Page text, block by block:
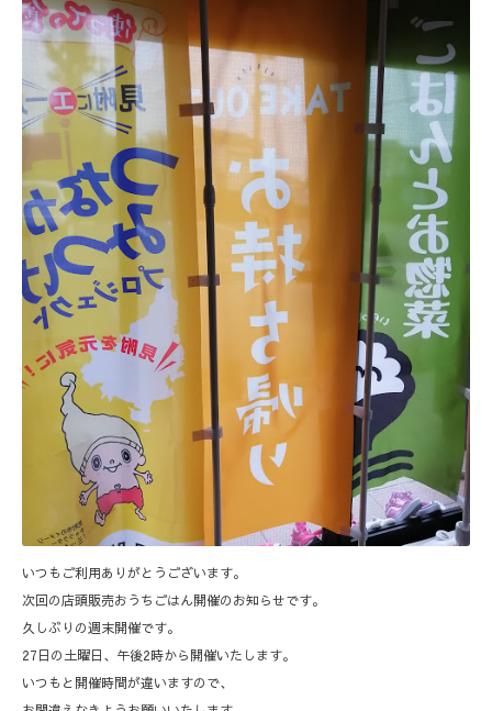
いつもご利用ありがとうございます。
次回の店頭販売おうちごはん開催のお知らせです。
久しぶりの週末開催です。
27日の土曜日、午後2時から開催いたします。
いつもと開催時間が違いますので、